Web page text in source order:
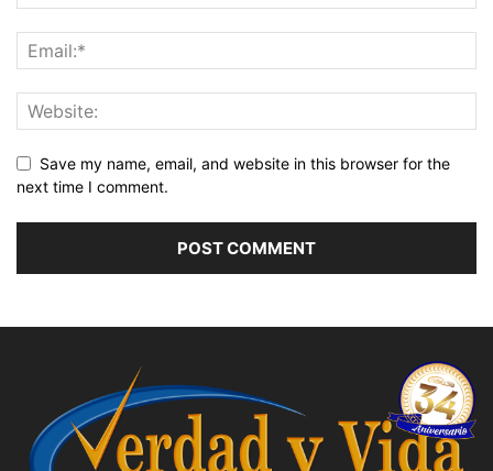
Save my name, email, and website in this browser for the
next time I comment.